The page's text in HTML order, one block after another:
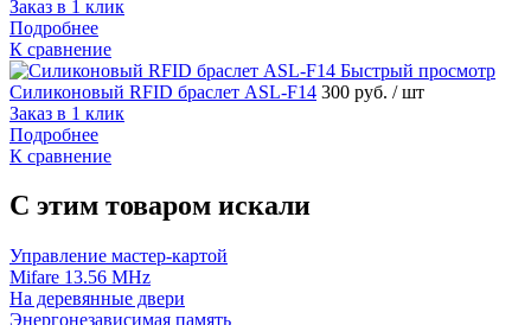
Заказ в 1 клик
Подробнее
К сравнение
Быстрый просмотр
Силиконовый RFID браслет ASL-F14 300 руб. / шт
Заказ в 1 клик
Подробнее
К сравнение
C этим товаром искали
Управление мастер-картой
Mifare 13.56 MHz
На деревянные двери
Энергонезависимая память